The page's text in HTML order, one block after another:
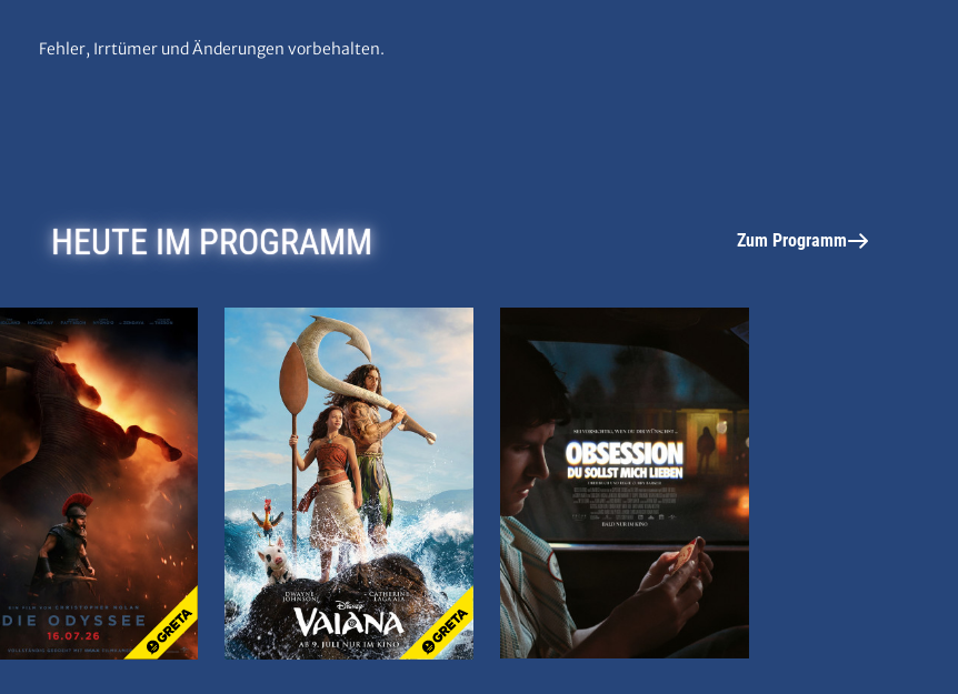
Fehler, Irrtümer und Änderungen vorbehalten.
HEUTE IM PROGRAMM Zum Programm